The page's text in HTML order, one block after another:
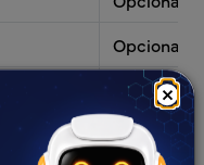
×
Opcional